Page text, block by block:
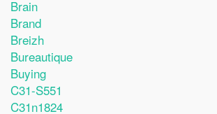
Brain
Brand
Breizh
Bureautique
Buying
C31-S551
C31n1824